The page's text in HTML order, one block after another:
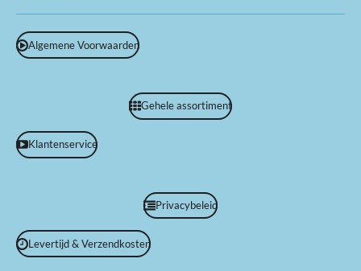
Algemene Voorwaarden
Gehele assortiment
Klantenservice
Privacybeleid
Levertijd & Verzendkosten